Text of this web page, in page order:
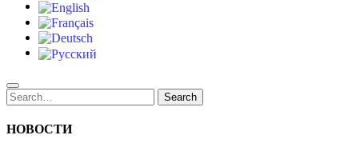
Search
for:
Search
НОВОСТИ